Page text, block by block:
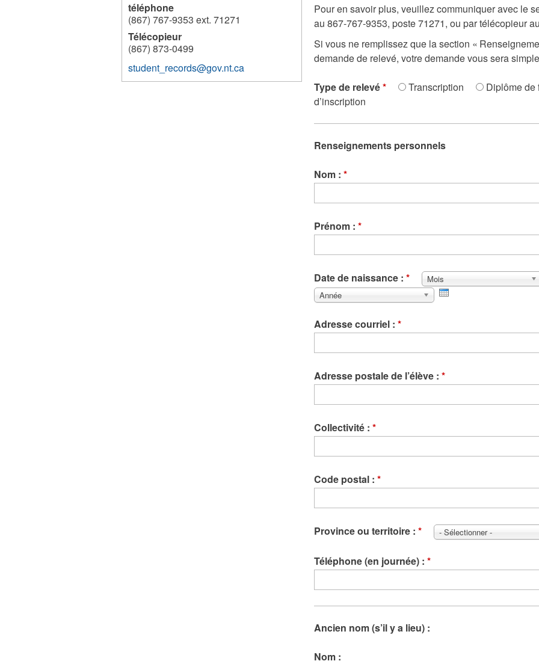
Pour en savoir plus, veuillez communiquer avec le
au 867-767-9353, poste 71271, ou par télécopieur
Si vous ne remplissez que la section «
demande de relevé, votre demande vous sera
Type de relevé* Transcription Diplôme de
d’inscription
Renseignements personnels
Nom : *
Prénom : *
Date de naissance : * Mois
Mois
Année
Adresse courriel : *
Adresse postale de l’élève : *
Collectivité : *
Code postal : *
Province ou territoire : * - Sélectionner -
Téléphone (en journée) : *
Ancien nom (s’il y a lieu) :
Nom :
téléphone
(867) 767-9353 ext. 71271
Télécopieur
(867) 873-0499
student_records@gov.nt.ca
233